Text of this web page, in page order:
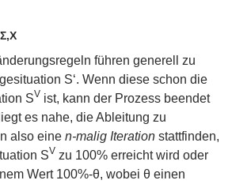
Σ,X
führen generell zu
S‘. Wenn diese schon die
SV ist, kann der Prozess beendet
es nahe, die Ableitung zu
also eine n-malig Iteration stattfinden,
SV zu 100% erreicht wird oder
Wert 100%-θ, wobei θ einen